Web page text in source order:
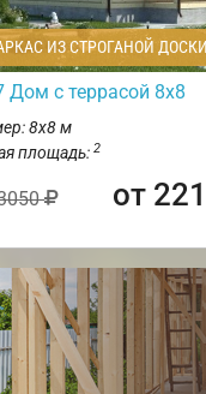
ИЗ СТРОГАНОЙ ДОСКИ
Дом с террасой 8х8
8х8 м
площадь: 2
от